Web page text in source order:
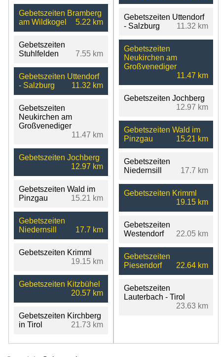
Gebetszeiten Bramberg
am Wildkogel
5.22 km
Gebetszeiten
Stuhlfelden
7.55 km
Gebetszeiten Uttendorf
- Salzburg
11.32 km
Gebetszeiten
Neukirchen am
Großvenediger
11.47 km
Gebetszeiten Jochberg
12.97 km
Gebetszeiten Wald im
Pinzgau
15.21 km
Gebetszeiten
Niedernsill
17.7 km
Gebetszeiten Krimml
19.15 km
Gebetszeiten Kitzbühel
20.57 km
Gebetszeiten Kirchberg
in Tirol
21.73 km
Gebetszeiten Uttendorf
- Salzburg
11.32 km
Gebetszeiten
Neukirchen am
Großvenediger
11.47 km
Gebetszeiten Jochberg
12.97 km
Gebetszeiten Wald im
Pinzgau
15.21 km
Gebetszeiten
Niedernsill
17.7 km
Gebetszeiten Krimml
19.15 km
Gebetszeiten
Westendorf
22.05 km
Gebetszeiten
Piesendorf
22.64 km
Gebetszeiten
Lauterbach - Tirol
23.63 km